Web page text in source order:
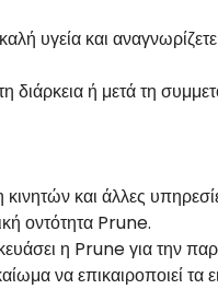
υγεία και
διάρκεια ή μετά τη
και άλλες
οντότητα Prune.
η Prune για την
να επικαιροποιεί τα